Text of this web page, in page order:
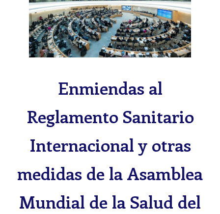
Enmiendas al
Reglamento Sanitario
Internacional y otras
medidas de la Asamblea
Mundial de la Salud del